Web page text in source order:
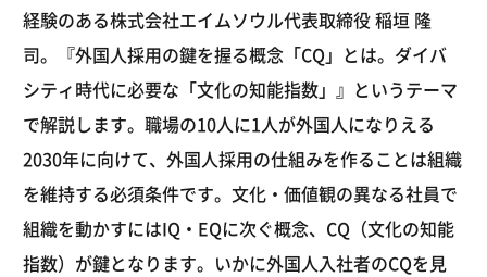
経験のある株式会社エイムソウル代表取締役 稲垣 隆
司。『外国人採用の鍵を握る概念「CQ」とは。ダイバ
シティ時代に必要な「文化の知能指数」』というテーマ
で解説します。職場の10人に1人が外国人になりえる
2030年に向けて、外国人採用の仕組みを作ることは組織
を維持する必須条件です。文化・価値観の異なる社員で
組織を動かすにはIQ・EQに次ぐ概念、CQ（文化の知能
指数）が鍵となります。いかに外国人入社者のCQを見